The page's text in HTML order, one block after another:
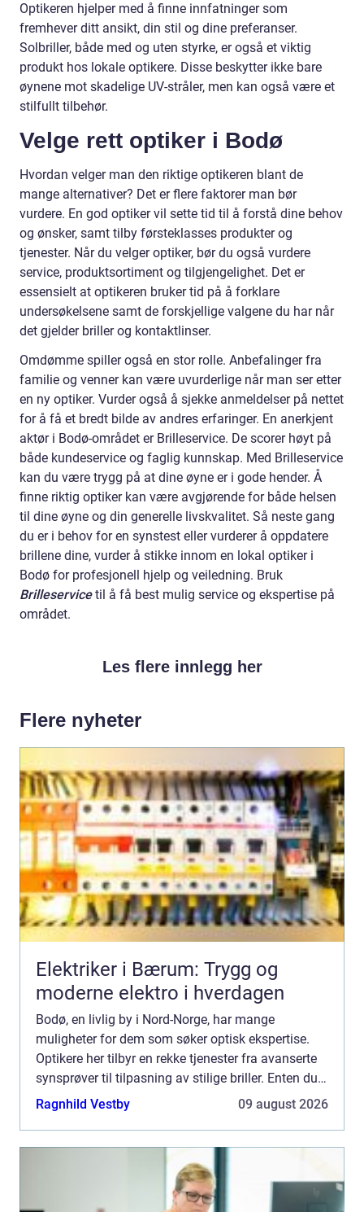
Optikeren hjelper med å finne innfatninger som
fremhever ditt ansikt, din stil og dine preferanser.
Solbriller, både med og uten styrke, er også et viktig
produkt hos lokale optikere. Disse beskytter ikke bare
øynene mot skadelige UV-stråler, men kan også være et
stilfullt tilbehør.
Velge rett optiker i Bodø
Hvordan velger man den riktige optikeren blant de
mange alternativer? Det er flere faktorer man bør
vurdere. En god optiker vil sette tid til å forstå dine behov
og ønsker, samt tilby førsteklasses produkter og
tjenester. Når du velger optiker, bør du også vurdere
service, produktsortiment og tilgjengelighet. Det er
essensielt at optikeren bruker tid på å forklare
undersøkelsene samt de forskjellige valgene du har når
det gjelder briller og kontaktlinser.
Omdømme spiller også en stor rolle. Anbefalinger fra
familie og venner kan være uvurderlige når man ser etter
en ny optiker. Vurder også å sjekke anmeldelser på nettet
for å få et bredt bilde av andres erfaringer. En anerkjent
aktør i Bodø-området er Brilleservice. De scorer høyt på
både kundeservice og faglig kunnskap. Med Brilleservice
kan du være trygg på at dine øyne er i gode hender. Å
finne riktig optiker kan være avgjørende for både helsen
til dine øyne og din generelle livskvalitet. Så neste gang
du er i behov for en synstest eller vurderer å oppdatere
brillene dine, vurder å stikke innom en lokal optiker i
Bodø for profesjonell hjelp og veiledning. Bruk
Brilleservice til å få best mulig service og ekspertise på
området.
Les flere innlegg her
Flere nyheter
Elektriker i Bærum: Trygg og
moderne elektro i hverdagen
Bodø, en livlig by i Nord-Norge, har mange
muligheter for dem som søker optisk ekspertise.
Optikere her tilbyr en rekke tjenester fra avanserte
synsprøver til tilpasning av stilige briller. Enten du
er en lokal innbygger eller ba...
Ragnhild Vestby 09 august 2026